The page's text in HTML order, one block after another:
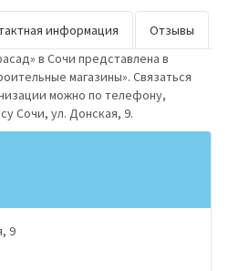
информация
Отзывы
в Сочи представлена в
магазины». Связаться
можно по телефону,
Сочи, ул. Донская, 9.
9